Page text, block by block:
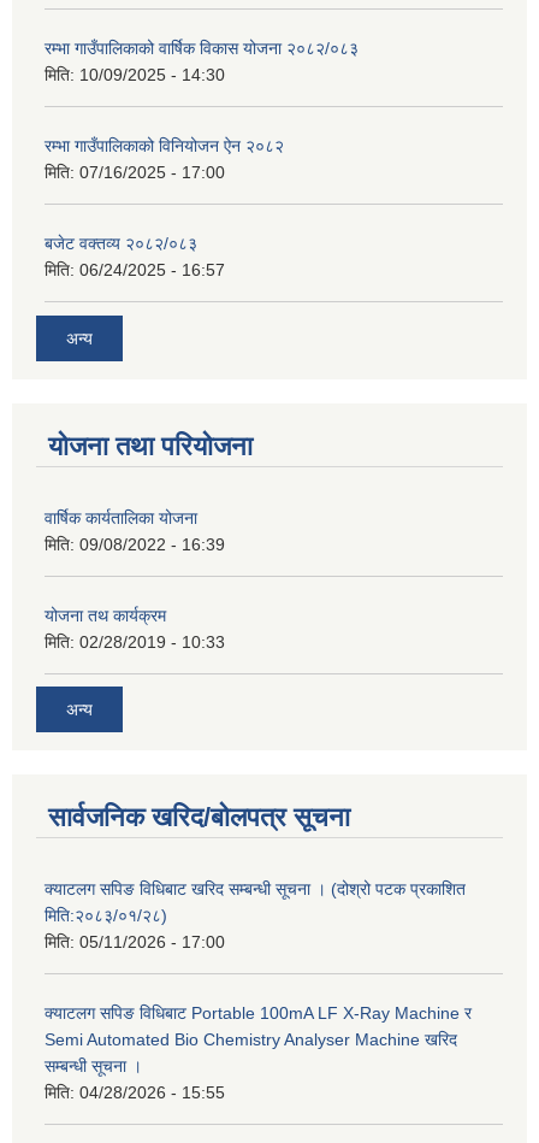
रम्भा गाउँपालिकाको वार्षिक विकास योजना २०८२/०८३
मिति: 10/09/2025 - 14:30
रम्भा गाउँपालिकाको विनियोजन ऐन २०८२
मिति: 07/16/2025 - 17:00
बजेट वक्तव्य २०८२/०८३
मिति: 06/24/2025 - 16:57
अन्य
योजना तथा परियोजना
वार्षिक कार्यतालिका योजना
मिति: 09/08/2022 - 16:39
योजना तथ कार्यक्रम
मिति: 02/28/2019 - 10:33
अन्य
सार्वजनिक खरिद/बोलपत्र सूचना
क्याटलग सपिङ विधिबाट खरिद सम्बन्धी सूचना । (दोश्रो पटक प्रकाशित
मिति:२०८३/०१/२८)
मिति: 05/11/2026 - 17:00
क्याटलग सपिङ विधिबाट Portable 100mA LF X-Ray Machine र
Semi Automated Bio Chemistry Analyser Machine खरिद
सम्बन्धी सूचना ।
मिति: 04/28/2026 - 15:55